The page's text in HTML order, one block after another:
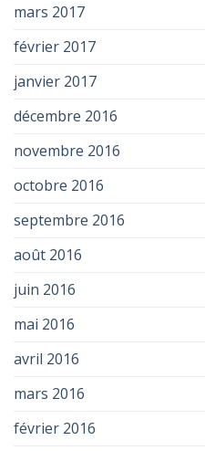
mars 2017
février 2017
janvier 2017
décembre 2016
novembre 2016
octobre 2016
septembre 2016
août 2016
juin 2016
mai 2016
avril 2016
mars 2016
février 2016